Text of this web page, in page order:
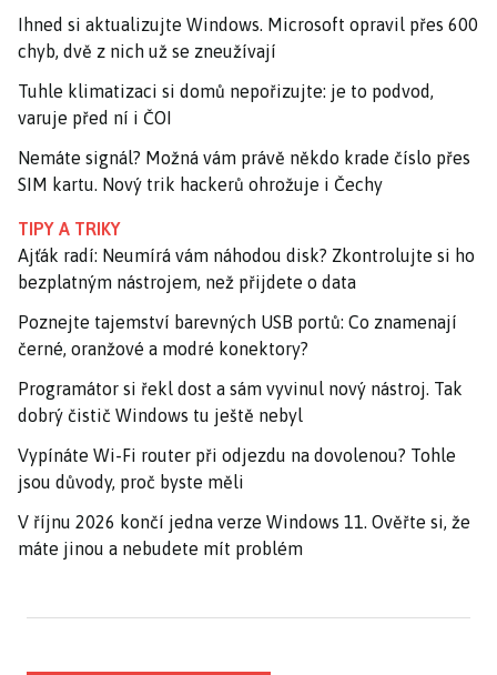
Ihned si aktualizujte Windows. Microsoft opravil přes 600
chyb, dvě z nich už se zneužívají
Tuhle klimatizaci si domů nepořizujte: je to podvod,
varuje před ní i ČOI
Nemáte signál? Možná vám právě někdo krade číslo přes
SIM kartu. Nový trik hackerů ohrožuje i Čechy
TIPY A TRIKY
Ajťák radí: Neumírá vám náhodou disk? Zkontrolujte si ho
bezplatným nástrojem, než přijdete o data
Poznejte tajemství barevných USB portů: Co znamenají
černé, oranžové a modré konektory?
Programátor si řekl dost a sám vyvinul nový nástroj. Tak
dobrý čistič Windows tu ještě nebyl
Vypínáte Wi-Fi router při odjezdu na dovolenou? Tohle
jsou důvody, proč byste měli
V říjnu 2026 končí jedna verze Windows 11. Ověřte si, že
máte jinou a nebudete mít problém